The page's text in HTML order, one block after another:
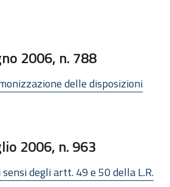
2006, n. 788
delle disposizioni
2006, n. 963
degli artt. 49 e 50 della L.R.